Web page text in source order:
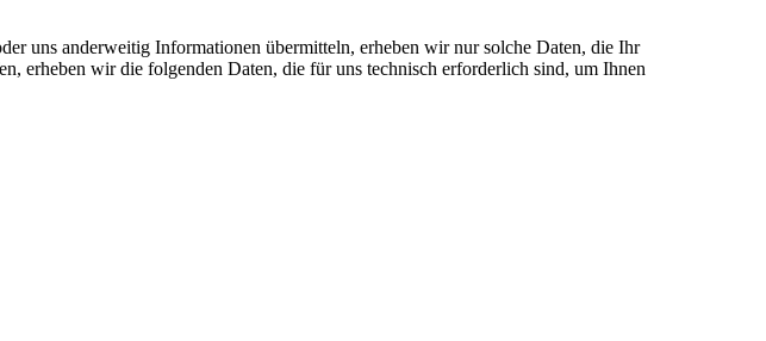
uns anderweitig Informationen übermitteln, erheben wir nur solche Daten, die Ihr
erheben wir die folgenden Daten, die für uns technisch erforderlich sind, um Ihnen